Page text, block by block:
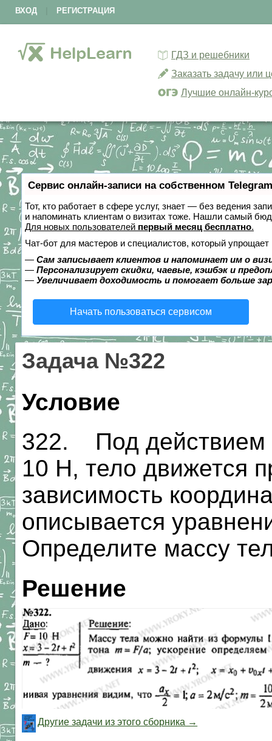
ВХОД РЕГИСТРАЦИЯ
ГДЗ и решебники
Заказать задачу или
Лучшие онлайн-
Сервис онлайн-записи на собственном
Тот, кто работает в сфере услуг, знает — без ведения
и напоминать клиентам о визитах тоже. Нашли самый
Для новых пользователей первый месяц бесплатно.
Чат-бот для мастеров и специалистов, который упрощает
— Сам записывает клиентов и напоминает им о
— Персонализирует скидки, чаевые, кэшбэк и
— Увеличивает доходимость и помогает больше
Начать пользоваться сервисом
Задача №322
Условие
322. Под действием
10 Н, тело движется
зависимость
описывается
Определите массу
Решение
Другие задачи из этого сборника →